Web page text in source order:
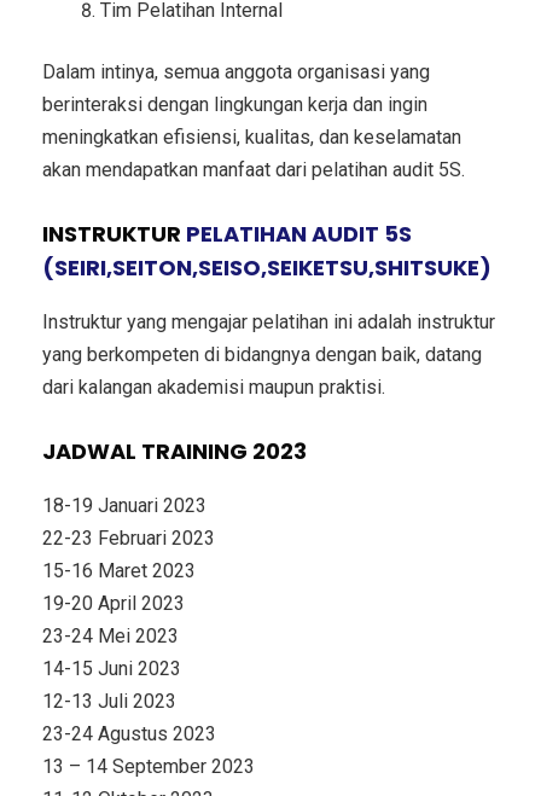
Tim Pelatihan Internal
Dalam intinya, semua anggota organisasi yang
berinteraksi dengan lingkungan kerja dan ingin
meningkatkan efisiensi, kualitas, dan keselamatan
akan mendapatkan manfaat dari pelatihan audit 5S.
INSTRUKTUR PELATIHAN AUDIT 5S
(SEIRI,SEITON,SEISO,SEIKETSU,SHITSUKE)
Instruktur yang mengajar pelatihan ini adalah instruktur
yang berkompeten di bidangnya dengan baik, datang
dari kalangan akademisi maupun praktisi.
JADWAL TRAINING 2023
18-19 Januari 2023
22-23 Februari 2023
15-16 Maret 2023
19-20 April 2023
23-24 Mei 2023
14-15 Juni 2023
12-13 Juli 2023
23-24 Agustus 2023
13 – 14 September 2023